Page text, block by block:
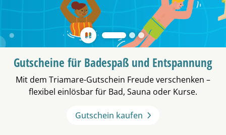
Gutscheine für Badespaß und Entspannung
Mit dem Triamare-Gutschein Freude verschenken –
flexibel einlösbar für Bad, Sauna oder Kurse.
Gutschein kaufen